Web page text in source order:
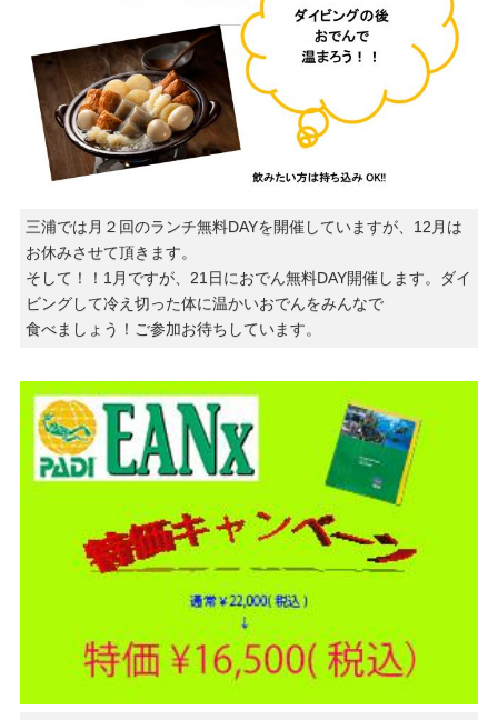
三浦では月２回のランチ無料DAYを開催していますが、12月は
お休みさせて頂きます。
そして！！1月ですが、21日におでん無料DAY開催します。ダイ
ビングして冷え切った体に温かいおでんをみんなで
食べましょう！ご参加お待ちしています。